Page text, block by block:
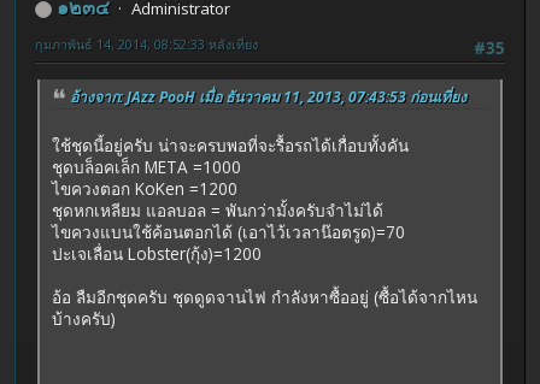
๑๒๓๔
Administrator
#35
กุมภาพันธ์ 14, 2014, 08:52:33 หลังเที่ยง
อ้างจาก: JAzz PooH เมื่อ ธันวาคม 11, 2013, 07:43:53 ก่อนเที่ยง
ใช้ชุดนี้อยู่ครับ น่าจะครบพอที่จะรื้อรถได้เกื่อบทั้งคัน
ชุดบล็อคเล็ก META =1000
ไขควงตอก KoKen =1200
ชุดหกเหลียม แอลบอล = พันกว่ามั้งครับจำไม่ได้
ไขควงแบนใช้ค้อนตอกได้ (เอาไว้เวลาน๊อตรูด)=70
ปะเจเลื่อน Lobster(กุ้ง)=1200
อ้อ ลืมอีกชุดครับ ชุดดูดจานไฟ กำลังหาซื้ออยู่ (ซื้อได้จากไหน
บ้างครับ)